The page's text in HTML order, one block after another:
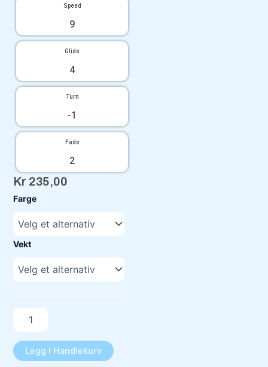
Speed
9
Glide
4
Turn
-1
Fade
2
Kr 235,00
Farge
Vekt
NT
antall
Legg I Handlekurv